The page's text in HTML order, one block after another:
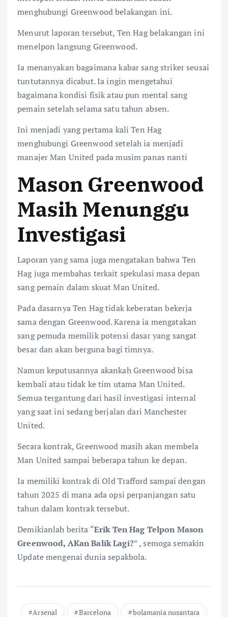
menghubungi Greenwood belakangan ini.
Menurut laporan tersebut, Ten Hag belakangan ini
menelpon langsung Greenwood.
Ia menanyakan bagaimana kabar sang striker seusai
tuntutannya dicabut. Ia ingin mengetahui
bagaimana kondisi fisik atau pun mental sang
pemain setelah selama satu tahun absen.
Ini menjadi yang pertama kali Ten Hag
menghubungi Greenwood setelah ia menjadi
manajer Man United pada musim panas nanti
Mason Greenwood
Masih Menunggu
Investigasi
Laporan yang sama juga mengatakan bahwa Ten
Hag juga membahas terkait spekulasi masa depan
sang pemain dalam skuat Man United.
Pada dasarnya Ten Hag tidak keberatan bekerja
sama dengan Greenwood. Karena ia mengatakan
sang pemuda memilik potensi dasar yang sangat
besar dan akan berguna bagi timnya.
Namun keputusannya akankah Greenwood bisa
kembali atau tidak ke tim utama Man United.
Semua tergantung dari hasil investigasi internal
yang saat ini sedang berjalan dari Manchester
United.
Secara kontrak, Greenwood masih akan membela
Man United sampai beberapa tahun ke depan.
Ia memiliki kontrak di Old Trafford sampai dengan
tahun 2025 di mana ada opsi perpanjangan satu
tahun dalam kontrak tersebut.
Demikianlah berita “Erik Ten Hag Telpon Mason
Greenwood, AKan Balik Lagi?” , semoga semakin
Update mengenai dunia sepakbola.
Arsenal Barcelona bolamania nusantara